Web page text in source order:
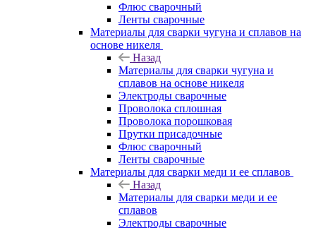
Флюс сварочный
Ленты сварочные
Материалы для сварки чугуна и сплавов на
основе никеля
Назад
Материалы для сварки чугуна и
сплавов на основе никеля
Электроды сварочные
Проволока сплошная
Проволока порошковая
Прутки присадочные
Флюс сварочный
Ленты сварочные
Материалы для сварки меди и ее сплавов
Назад
Материалы для сварки меди и ее
сплавов
Электроды сварочные